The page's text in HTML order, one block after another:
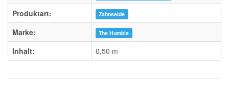
Produktart: Zahnseide
Marke: The Humble
Inhalt: 0,50 m